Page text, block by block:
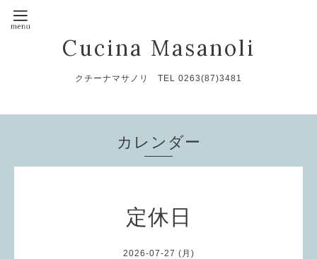
Cucina Masanoli
クチーナマサノリ TEL 0263(87)3481
カレンダー
定休日
2026-07-27 (月)